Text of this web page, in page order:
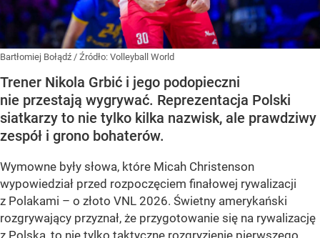
Bartłomiej Bołądź / Źródło: Volleyball World
Trener Nikola Grbić i jego podopieczni
nie przestają wygrywać. Reprezentacja Polski
siatkarzy to nie tylko kilka nazwisk, ale prawdziwy
zespół i grono bohaterów.
Wymowne były słowa, które Micah Christenson
wypowiedział przed rozpoczęciem finałowej rywalizacji
z Polakami – o złoto VNL 2026. Świetny amerykański
rozgrywający przyznał, że przygotowanie się na rywalizację
z Polską, to nie tylko taktyczne rozgryzienie pierwszego